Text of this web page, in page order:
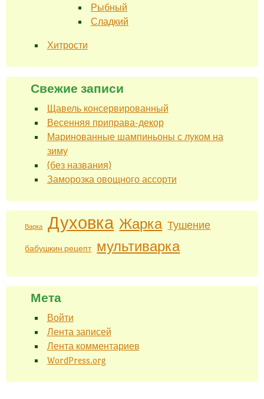
Рыбный
Сладкий
Хитрости
Свежие записи
Щавель консервированный
Весенняя приправа-декор
Маринованные шампиньоны с луком на
зиму
(без названия)
Заморозка овощного ассорти
Варка Духовка Жарка Тушение
бабушкин рецепт мультиварка
Мета
Войти
Лента записей
Лента комментариев
WordPress.org